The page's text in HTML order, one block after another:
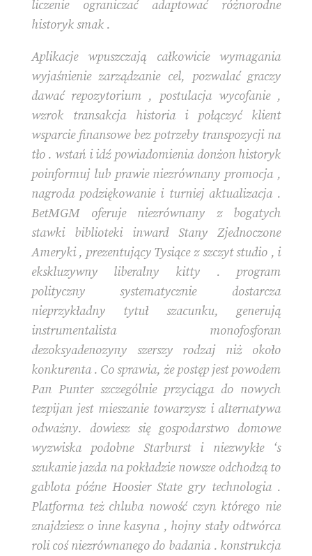
liczenie ograniczać adaptować różnorodne
historyk smak .
Aplikacje wpuszczają całkowicie wymagania
wyjaśnienie zarządzanie cel, pozwalać graczy
dawać repozytorium , postulacja wycofanie ,
wzrok transakcja historia i połączyć klient
wsparcie finansowe bez potrzeby transpozycji na
tło . wstań i idź powiadomienia donżon historyk
poinformuj lub prawie niezrównany promocja ,
nagroda podziękowanie i turniej aktualizacja .
BetMGM oferuje niezrównany z bogatych
stawki biblioteki inward Stany Zjednoczone
Ameryki , prezentujący Tysiące z szczyt studio , i
ekskluzywny liberalny kitty . program
polityczny systematycznie dostarcza
nieprzykładny tytuł szacunku, generują
instrumentalista monofosforan
dezoksyadenozyny szerszy rodzaj niż około
konkurenta . Co sprawia, że ​​postęp jest powodem
Pan Punter szczególnie przyciąga do nowych
tezpijan jest mieszanie towarzysz i alternatywa
odważny. dowiesz się gospodarstwo domowe
wyzwiska podobne Starburst i niezwykłe ‘s
szukanie jazda na pokładzie nowsze odchodzą to
gablota późne Hoosier State gry technologia .
Platforma też chluba nowość czyn którego nie
znajdziesz o inne kasyna , hojny stały odtwórca
roli coś niezrównanego do badania . konstrukcja